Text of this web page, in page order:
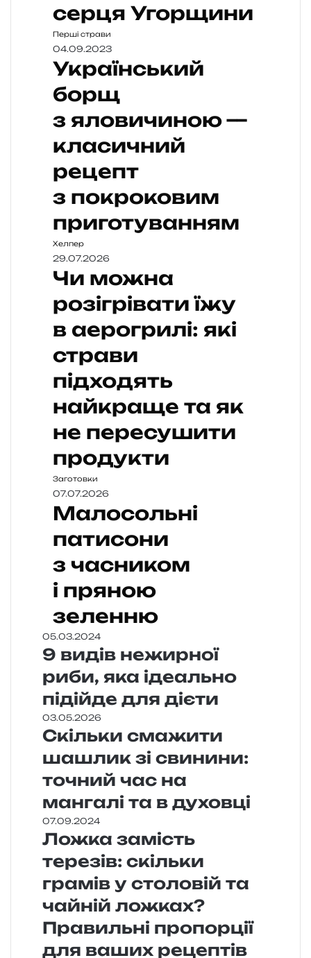
серця Угорщини
Перші страви
04.09.2023
Український
борщ
з яловичиною —
класичний
рецепт
з покроковим
приготуванням
Хелпер
29.07.2026
Чи можна
розігрівати їжу
в аерогрилі: які
страви
підходять
найкраще та як
не пересушити
продукти
Заготовки
07.07.2026
Малосольні
патисони
з часником
і пряною
зеленню
05.03.2024
9 видів нежирної
риби, яка ідеально
підійде для дієти
03.05.2026
Скільки смажити
шашлик зі свинини:
точний час на
мангалі та в духовці
07.09.2024
Ложка замість
терезів: скільки
грамів у столовій та
чайній ложках?
Правильні пропорції
для ваших рецептів